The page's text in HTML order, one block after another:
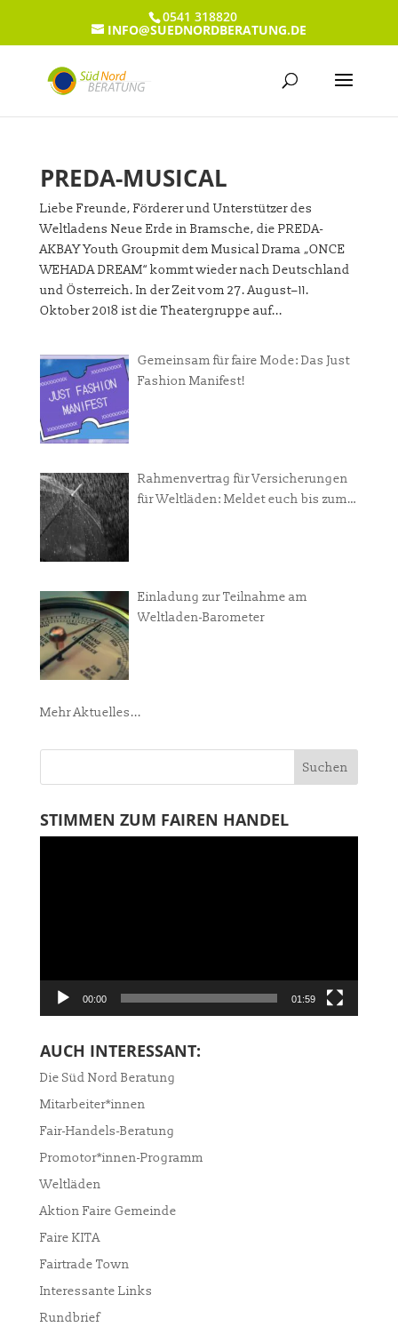
0541 318820
INFO@SUEDNORDBERATUNG.DE
PREDA-MUSICAL
Liebe Freunde, Förderer und Unterstützer des
Weltladens Neue Erde in Bramsche, die PREDA-
AKBAY Youth Groupmit dem Musical Drama „ONCE
WEHADA DREAM“ kommt wieder nach Deutschland
und Österreich. In der Zeit vom 27. August–11.
Oktober 2018 ist die Theatergruppe auf...
Gemeinsam für faire Mode: Das Just
Fashion Manifest!
Rahmenvertrag für Versicherungen
für Weltläden: Meldet euch bis zum
Einladung zur Teilnahme am
Weltladen-Barometer
Mehr Aktuelles...
STIMMEN ZUM FAIREN HANDEL
00:00 01:59
AUCH INTERESSANT:
Die Süd Nord Beratung
Mitarbeiter*innen
Fair-Handels-Beratung
Promotor*innen-Programm
Weltläden
Aktion Faire Gemeinde
Faire KITA
Fairtrade Town
Interessante Links
Rundbrief